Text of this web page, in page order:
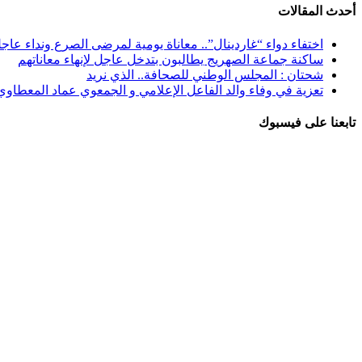
أحدث المقالات
اختفاء دواء “غاردينال”.. معاناة يومية لمرضى الصرع ونداء
ساكنة جماعة الصهريج يطالبون بتدخل عاجل لإنهاء معاناتهم
شحتان : المجلس الوطني للصحافة.. الذي نريد
تعزية في وفاء والد الفاعل الإعلامي و الجمعوي عماد
تابعنا على فيسبوك